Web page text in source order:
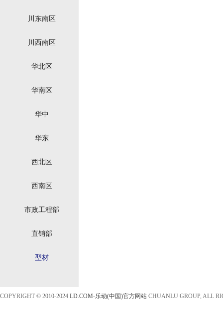
川东南区
川西南区
华北区
华南区
华中
华东
西北区
西南区
市政工程部
直销部
型材
COPYRIGHT © 2010-2024 LD.COM-乐动(中国)官方网站 CHUANLU GROUP, ALL